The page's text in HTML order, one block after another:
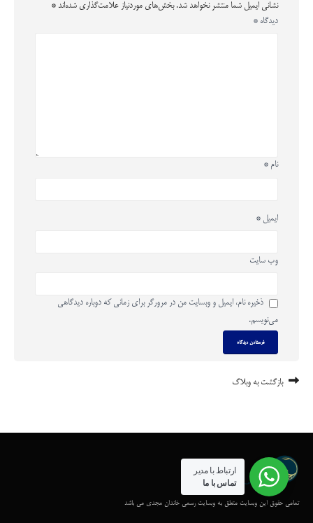
نشانی ایمیل شما منتشر نخواهد شد. بخش‌های موردنیاز علامت‌گذاری شده‌اند *
دیدگاه *
نام *
ایمیل *
وب‌ سایت
ذخیره نام، ایمیل و وبسایت من در مرورگر برای زمانی که دوباره دیدگاهی
می‌نویسم.
بازگشت به وبلاگ
تمامی حقوق این وبسایت متعلق به وبسایت رسمی خاندان مجدی می باشد
ارتباط با مدیر
تماس با ما